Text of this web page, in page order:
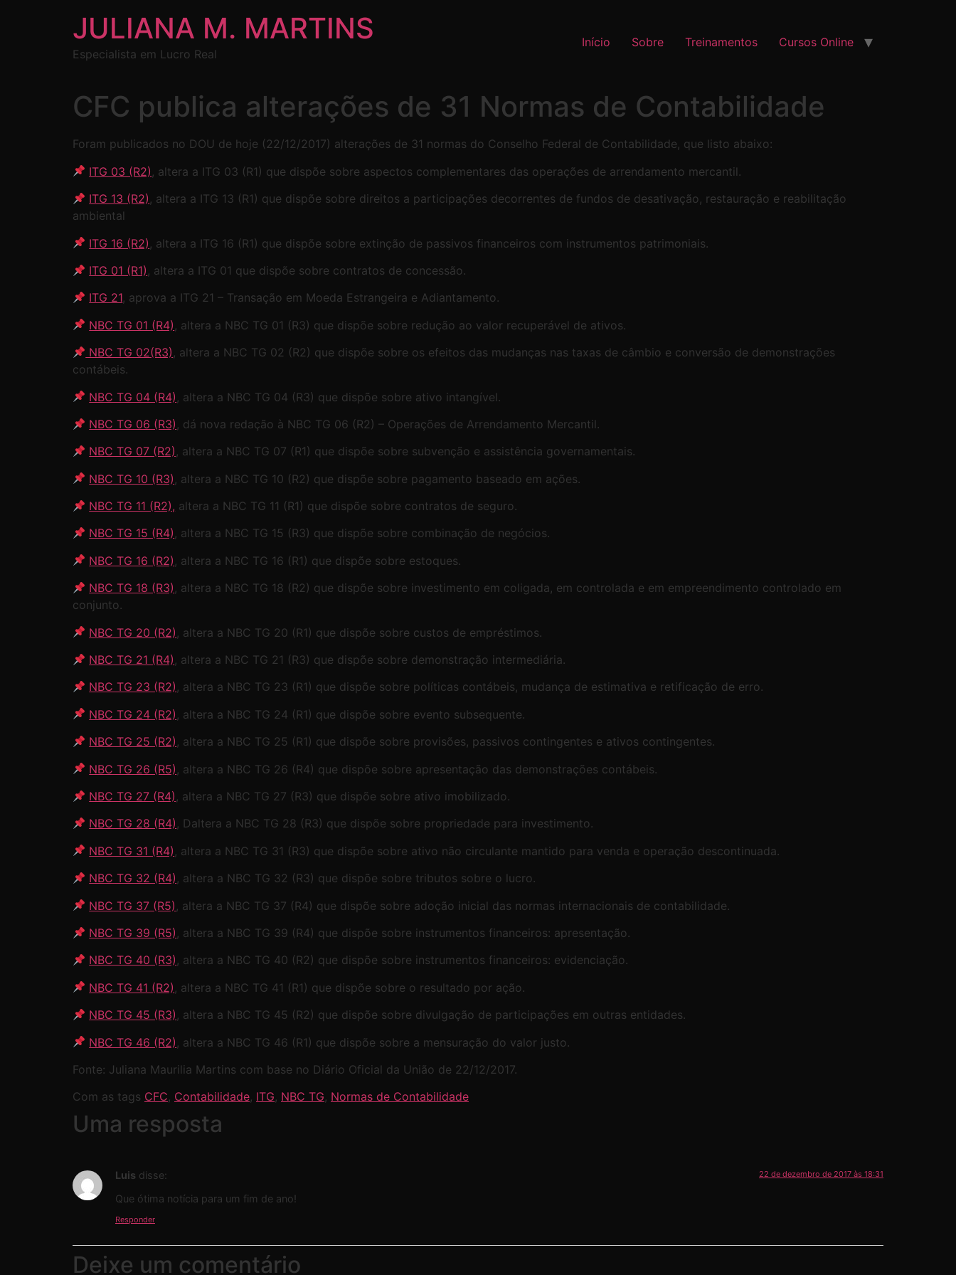
JULIANA M. MARTINS
Especialista em Lucro Real
Início Sobre Treinamentos Cursos Online
CFC publica alterações de 31 Normas de Contabilidade
Foram publicados no DOU de hoje (22/12/2017) alterações de 31 normas do Conselho Federal de Contabilidade, que listo abaixo:
ITG 03 (R2) , altera a ITG 03 (R1) que dispõe sobre aspectos complementares das operações de arrendamento mercantil.
ITG 13 (R2) , altera a ITG 13 (R1) que dispõe sobre direitos a participações decorrentes de fundos de desativação, restauração e reabilitação
ambiental
ITG 16 (R2) , altera a ITG 16 (R1) que dispõe sobre extinção de passivos financeiros com instrumentos patrimoniais.
ITG 01 (R1) , altera a ITG 01 que dispõe sobre contratos de concessão.
ITG 21, aprova a ITG 21 – Transação em Moeda Estrangeira e Adiantamento.
NBC TG 01 (R4) , altera a NBC TG 01 (R3) que dispõe sobre redução ao valor recuperável de ativos.
NBC TG 02(R3) , altera a NBC TG 02 (R2) que dispõe sobre os efeitos das mudanças nas taxas de câmbio e conversão de demonstrações
contábeis.
NBC TG 04 (R4) , altera a NBC TG 04 (R3) que dispõe sobre ativo intangível.
NBC TG 06 (R3) , dá nova redação à NBC TG 06 (R2) – Operações de Arrendamento Mercantil.
NBC TG 07 (R2) , altera a NBC TG 07 (R1) que dispõe sobre subvenção e assistência governamentais.
NBC TG 10 (R3) , altera a NBC TG 10 (R2) que dispõe sobre pagamento baseado em ações.
NBC TG 11 (R2), altera a NBC TG 11 (R1) que dispõe sobre contratos de seguro.
NBC TG 15 (R4) , altera a NBC TG 15 (R3) que dispõe sobre combinação de negócios.
NBC TG 16 (R2) , altera a NBC TG 16 (R1) que dispõe sobre estoques.
NBC TG 18 (R3) , altera a NBC TG 18 (R2) que dispõe sobre investimento em coligada, em controlada e em empreendimento controlado em
conjunto.
NBC TG 20 (R2) , altera a NBC TG 20 (R1) que dispõe sobre custos de empréstimos.
NBC TG 21 (R4) , altera a NBC TG 21 (R3) que dispõe sobre demonstração intermediária.
NBC TG 23 (R2) , altera a NBC TG 23 (R1) que dispõe sobre políticas contábeis, mudança de estimativa e retificação de erro.
NBC TG 24 (R2) , altera a NBC TG 24 (R1) que dispõe sobre evento subsequente.
NBC TG 25 (R2) , altera a NBC TG 25 (R1) que dispõe sobre provisões, passivos contingentes e ativos contingentes.
NBC TG 26 (R5) , altera a NBC TG 26 (R4) que dispõe sobre apresentação das demonstrações contábeis.
NBC TG 27 (R4) , altera a NBC TG 27 (R3) que dispõe sobre ativo imobilizado.
NBC TG 28 (R4) , Daltera a NBC TG 28 (R3) que dispõe sobre propriedade para investimento.
NBC TG 31 (R4) , altera a NBC TG 31 (R3) que dispõe sobre ativo não circulante mantido para venda e operação descontinuada.
NBC TG 32 (R4) , altera a NBC TG 32 (R3) que dispõe sobre tributos sobre o lucro.
NBC TG 37 (R5) , altera a NBC TG 37 (R4) que dispõe sobre adoção inicial das normas internacionais de contabilidade.
NBC TG 39 (R5) , altera a NBC TG 39 (R4) que dispõe sobre instrumentos financeiros: apresentação.
NBC TG 40 (R3) , altera a NBC TG 40 (R2) que dispõe sobre instrumentos financeiros: evidenciação.
NBC TG 41 (R2) , altera a NBC TG 41 (R1) que dispõe sobre o resultado por ação.
NBC TG 45 (R3) , altera a NBC TG 45 (R2) que dispõe sobre divulgação de participações em outras entidades.
NBC TG 46 (R2) , altera a NBC TG 46 (R1) que dispõe sobre a mensuração do valor justo.
Fonte: Juliana Maurilia Martins com base no Diário Oficial da União de 22/12/2017.
Com as tags CFC, Contabilidade, ITG, NBC TG, Normas de Contabilidade
Uma resposta
Luis disse: 22 de dezembro de 2017 às 18:31
Que ótima notícia para um fim de ano!
Responder
Deixe um comentário